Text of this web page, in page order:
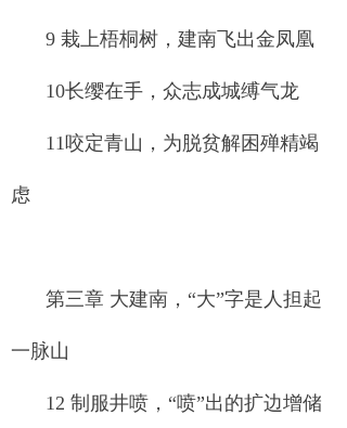
9 栽上梧桐树，建南飞出金凤凰
10长缨在手，众志成城缚气龙
11咬定青山，为脱贫解困殚精竭
虑
第三章 大建南，“大”字是人担起
一脉山
12 制服井喷，“喷”出的扩边增储